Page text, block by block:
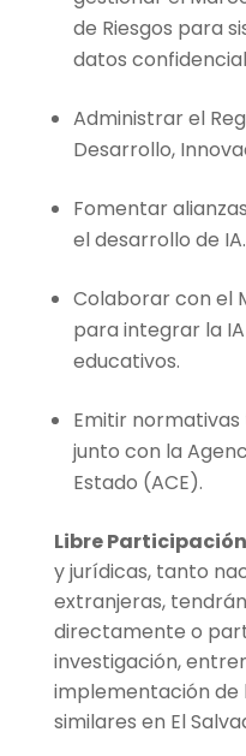
de Riesgos para
datos
Administrar el
Desarrollo,
Fomentar
el desarrollo de IA.
Colaborar con el
para integrar la
educativos.
Emitir
junto con la
Estado (ACE).
Libre
y jurídicas, tanto
extranjeras,
directamente o
investigación,
implementación de
similares en El